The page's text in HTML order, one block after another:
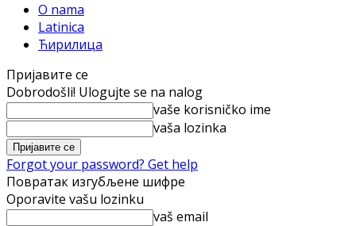
O nama
Latinica
Ћирилица
Пријавите се
Dobrodošli! Ulogujte se na nalog
vaše korisničko ime
vaša lozinka
Forgot your password? Get help
Повратак изгубљене шифре
Oporavite vašu lozinku
vaš email